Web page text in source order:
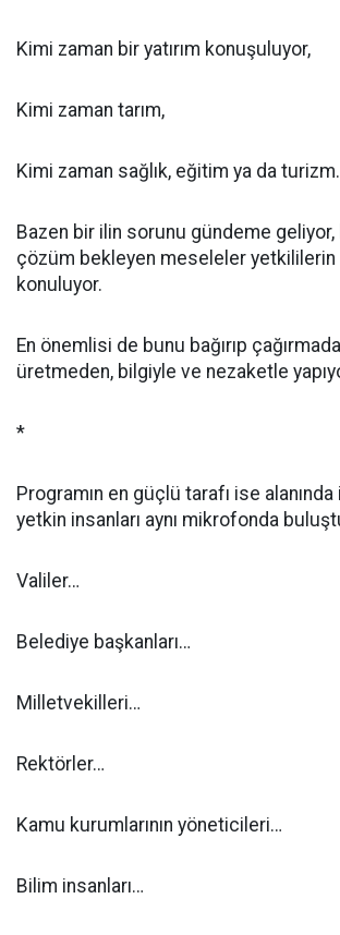
Kimi zaman bir yatırım konuşuluyor,
Kimi zaman tarım,
Kimi zaman sağlık, eğitim ya da
Bazen bir ilin sorunu gündeme geliyor,
çözüm bekleyen meseleler yetkililerin
konuluyor.
En önemlisi de bunu bağırıp
üretmeden, bilgiyle ve nezaketle
*
Programın en güçlü tarafı ise
yetkin insanları aynı mikrofonda
Valiler…
Belediye başkanları…
Milletvekilleri…
Rektörler…
Kamu kurumlarının yöneticileri…
Bilim insanları…